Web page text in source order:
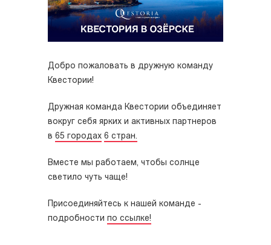
Добро пожаловать в дружную команду
Квестории!
Дружная команда Квестории объединяет
вокруг себя ярких и активных партнеров
в 65 городах 6 стран.
Вместе мы работаем, чтобы солнце
светило чуть чаще!
Присоединяйтесь к нашей команде -
подробности по ссылке!